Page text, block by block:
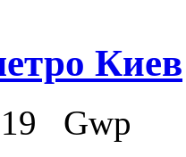
Киев
Gwp